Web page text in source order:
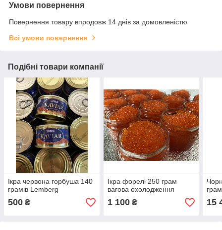
Умови повернення
Повернення товару впродовж 14 днів за домовленістю
Всі умови повернення
Подібні товари компанії
Ікра червона горбуша 140
грамів Lemberg
500 ₴
Ікра форелі 250 грам
вагова охолодження
1 100₴
грам
15